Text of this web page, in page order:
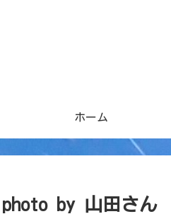
ホーム
by 山田さん